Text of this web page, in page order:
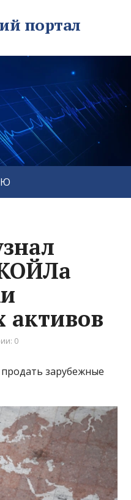
портал
активов
0
зарубежные